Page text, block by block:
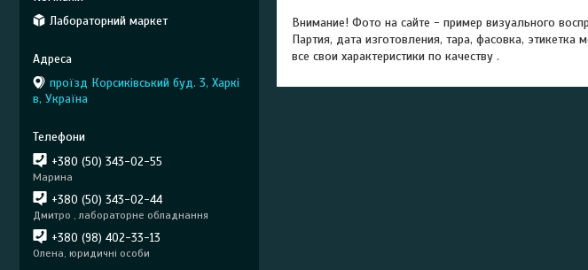
Внимание! Фото на сайте - пример визуального
Партия, дата изготовления, тара, фасовка, этикетка
все свои характеристики по качеству .
Лабораторний маркет
проїзд Корсиківський буд. 3, Харкі
в, Україна
+380 (50) 343-02-55
Марина
+380 (50) 343-02-44
Дмитро , лабораторне обладнання
+380 (98) 402-33-13
Олена, юридичні особи